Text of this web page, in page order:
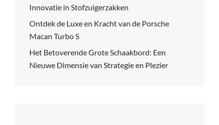
Innovatie in Stofzuigerzakken
Ontdek de Luxe en Kracht van de Porsche
Macan Turbo S
Het Betoverende Grote Schaakbord: Een
Nieuwe Dimensie van Strategie en Plezier